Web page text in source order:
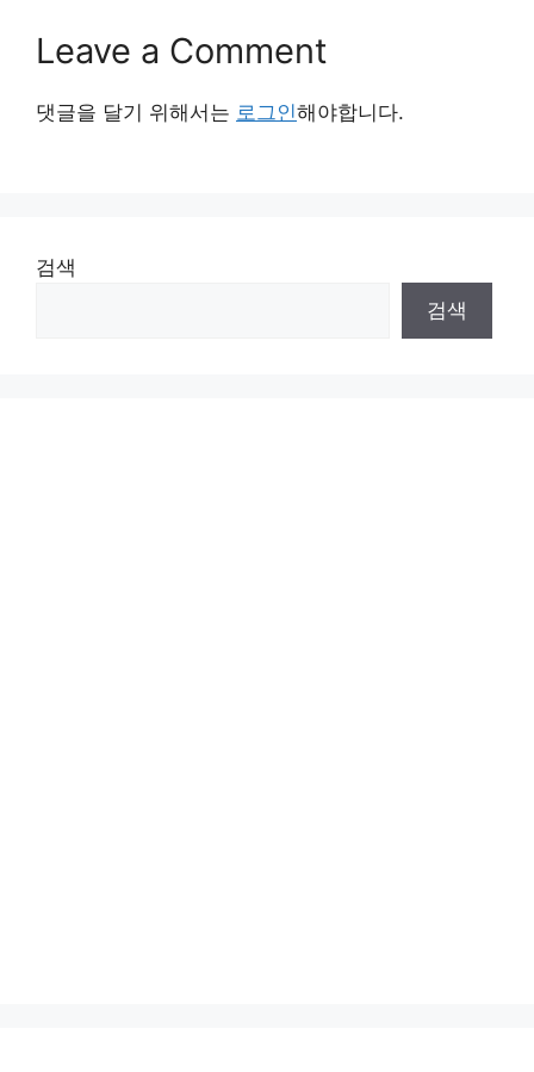
Leave a Comment
댓글을 달기 위해서는 로그인해야합니다.
검색
검색